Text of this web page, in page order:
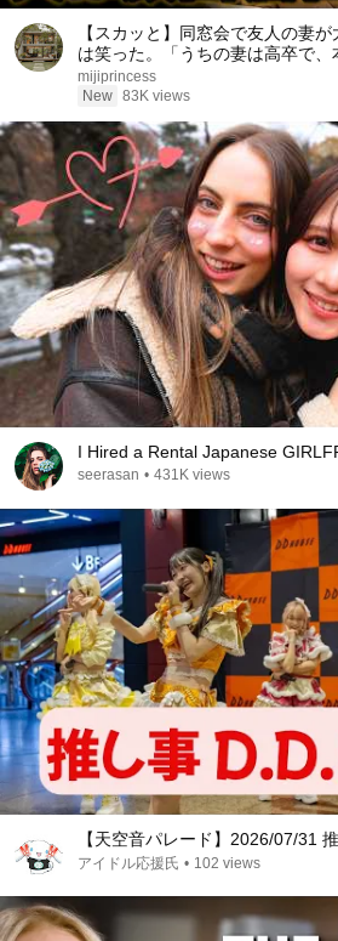
【スカッと】同窓会で友人の妻
は笑った。「うちの妻は高卒で、
は微笑んだ。「では、どちらが愚
う」――数分後、夫は顔面蒼白
mijiprincess
New 83K views
I Hired a Rental Japanese
seerasan • 431K views
【天空音パレード】2026/07/31
アイドル応援氏 • 102 views